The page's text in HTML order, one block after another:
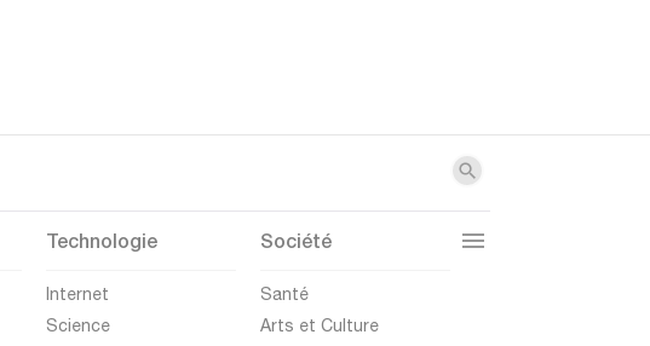
Technologie
Internet
Science
Société
Santé
Arts et Culture